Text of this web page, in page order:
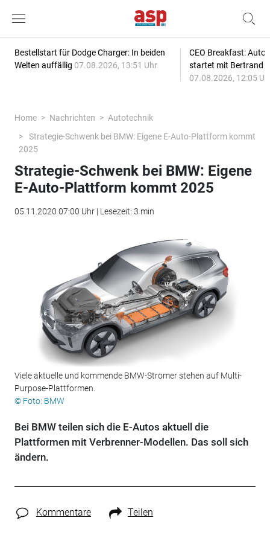
Bestellstart für Dodge Charger: In beiden
Welten auffällig 07.08.2026, 13:51 Uhr
CEO Breakfast:
startet mit Bertrand
07.08.2026, 12:05
Home Nachrichten
Autotechnik
Strategie-Schwenk bei BMW: Eigene E-Auto-Plattform kommt
2025
Strategie-Schwenk bei BMW: Eigene
E-Auto-Plattform kommt 2025
05.11.2020 07:00 Uhr | Lesezeit: 3 min
Viele aktuelle und kommende BMW-Stromer stehen auf Multi-
Purpose-Plattformen.
© Foto: BMW
Bei BMW teilen sich die E-Autos aktuell die
Plattformen mit Verbrenner-Modellen. Das soll sich
ändern.
Kommentare Teilen